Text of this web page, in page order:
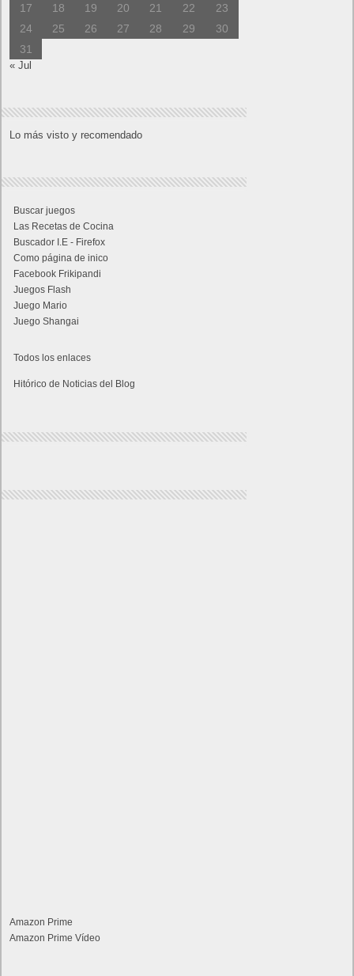
17
18 19 20 21 22
23
24
25 26 27 28 29
30
31
« Jul
Lo más visto y recomendado
Buscar juegos
Las Recetas de Cocina
Buscador I.E - Firefox
Como página de inico
Facebook Frikipandi
Juegos Flash
Juego Mario
Juego Shangai
Todos los enlaces
Hitórico de Noticias del Blog
Amazon Prime
Amazon Prime Vídeo